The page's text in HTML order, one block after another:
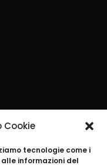
Cookie
tecnologie come i
informazioni del